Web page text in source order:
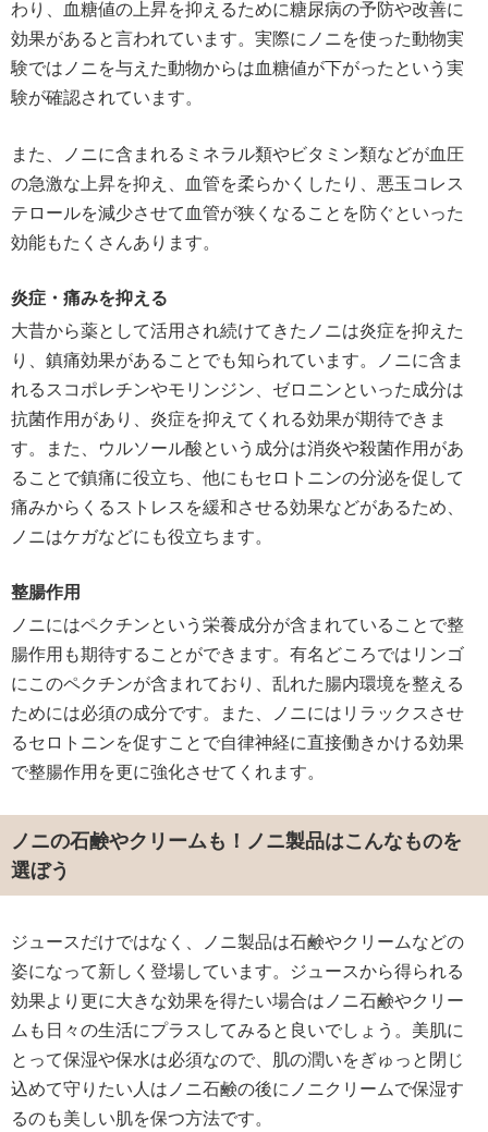
わり、血糖値の上昇を抑えるために糖尿病の予防や改善に
効果があると言われています。実際にノニを使った動物実
験ではノニを与えた動物からは血糖値が下がったという実
験が確認されています。
また、ノニに含まれるミネラル類やビタミン類などが血圧
の急激な上昇を抑え、血管を柔らかくしたり、悪玉コレス
テロールを減少させて血管が狭くなることを防ぐといった
効能もたくさんあります。
炎症・痛みを抑える
大昔から薬として活用され続けてきたノニは炎症を抑えた
り、鎮痛効果があることでも知られています。ノニに含ま
れるスコポレチンやモリンジン、ゼロニンといった成分は
抗菌作用があり、炎症を抑えてくれる効果が期待できま
す。また、ウルソール酸という成分は消炎や殺菌作用があ
ることで鎮痛に役立ち、他にもセロトニンの分泌を促して
痛みからくるストレスを緩和させる効果などがあるため、
ノニはケガなどにも役立ちます。
整腸作用
ノニにはペクチンという栄養成分が含まれていることで整
腸作用も期待することができます。有名どころではリンゴ
にこのペクチンが含まれており、乱れた腸内環境を整える
ためには必須の成分です。また、ノニにはリラックスさせ
るセロトニンを促すことで自律神経に直接働きかける効果
で整腸作用を更に強化させてくれます。
ノニの石鹸やクリームも！ノニ製品はこんなものを
選ぼう
ジュースだけではなく、ノニ製品は石鹸やクリームなどの
姿になって新しく登場しています。ジュースから得られる
効果より更に大きな効果を得たい場合はノニ石鹸やクリー
ムも日々の生活にプラスしてみると良いでしょう。美肌に
とって保湿や保水は必須なので、肌の潤いをぎゅっと閉じ
込めて守りたい人はノニ石鹸の後にノニクリームで保湿す
るのも美しい肌を保つ方法です。